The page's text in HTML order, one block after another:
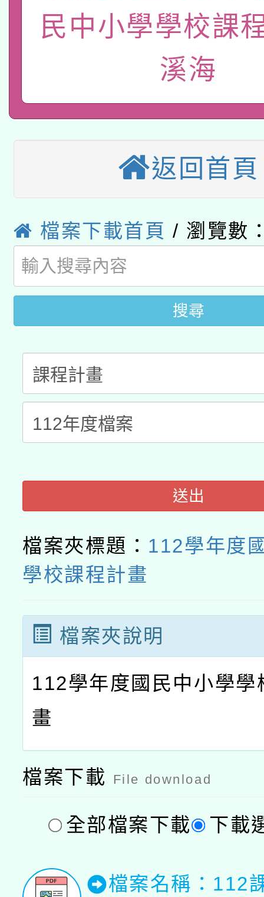
pilot」
有關大陸委員會函釋公
轉知經濟部水利署委託
業技術研究院辦理「
用水績優單位及節水達
動」
115年8月22日(星期六
桃園市孔廟祈福系列
開 智慧啟航」
2026年桃園地景藝術
招甄選結果公告(無人
招)
適應運動共學行動站研
暨閱讀推動專業研習
科技賦能─人工智慧
礎課程
A3數位素養講師名單
「數位內容與教學軟體
有關大陸委員會函釋公
業技術研究院辦理「
用水績優單位及節水達
動」
115年8月22日(星期六
桃園市孔廟祈福系列
開 智慧啟航」
2026年桃園地景藝術
民中小學學校課
溪海
返回首頁
檔案下載首頁 / 瀏覽數
搜尋
送出
檔案夾標題： 112學年度
學校課程計畫
檔案夾說明
112學年度國民中小學學
畫
檔案下載 File download
全部檔案下載 下載
檔案名稱：112